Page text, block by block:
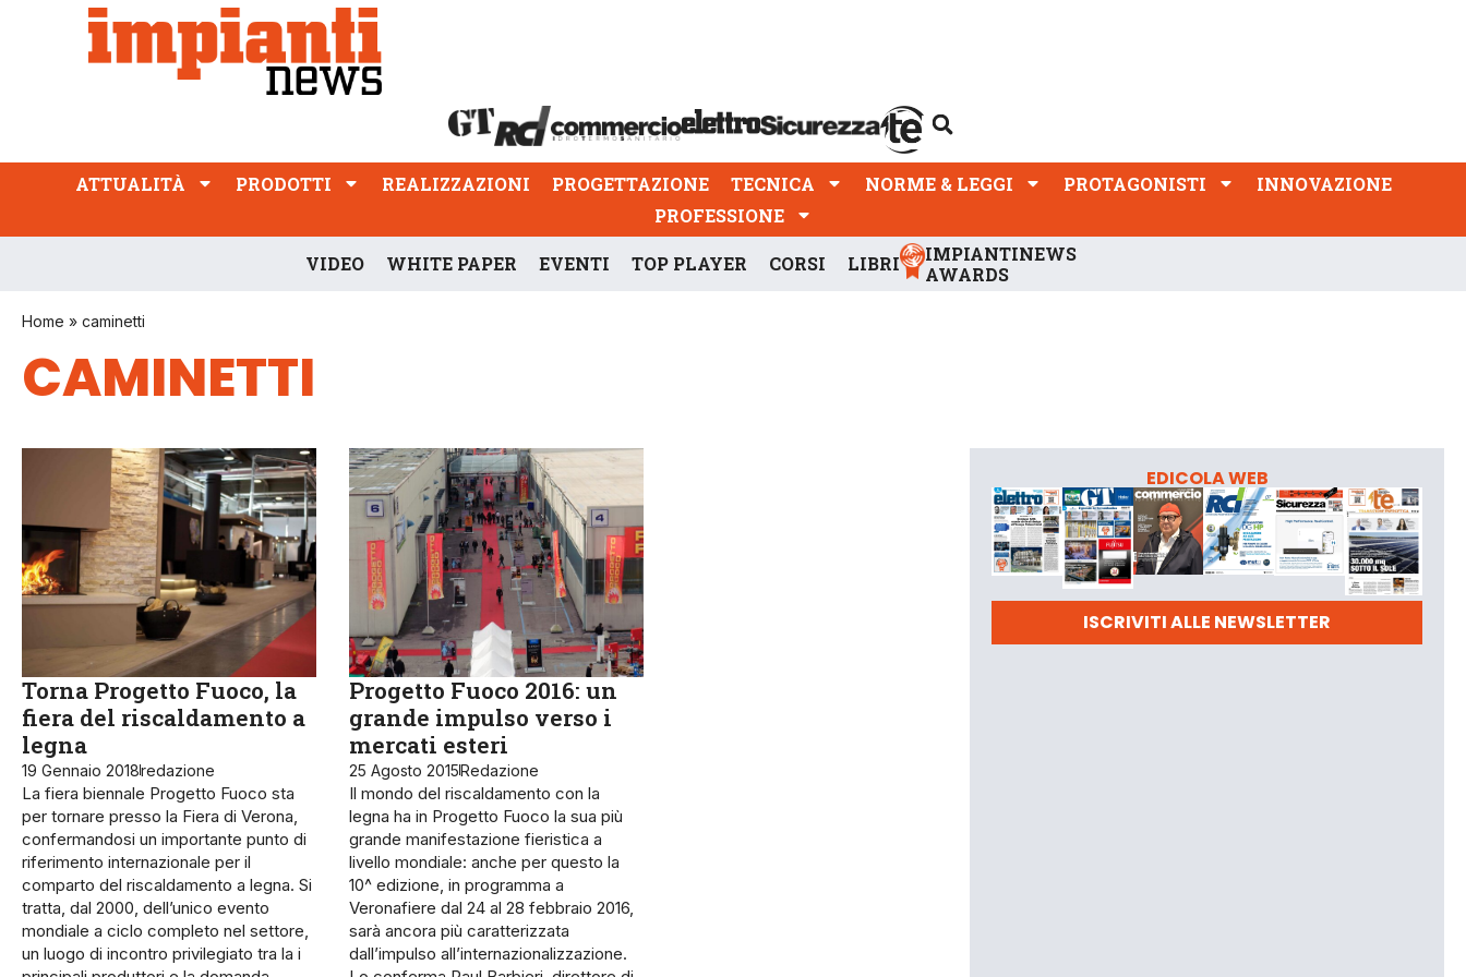
ATTUALITÀ PRODOTTI REALIZZAZIONI
PROFESSIONE
ATTUALITÀ PRODOTTI REALIZZAZIONI PROGETTAZIONE TECNICA NORME & LEGGI PROTAGONISTI
INNOVAZIONE
PROFESSIONE
VIDEO WHITE PAPER EVENTI TOP PLAYER CORSI LIBRI
IMPIANTINEWS
AWARDS
Home » caminetti
CAMINETTI
Torna Progetto Fuoco, la
fiera del riscaldamento a
legna
19 Gennaio 2018redazione
La fiera biennale Progetto Fuoco sta
per tornare presso la Fiera di Verona,
confermandosi un importante punto di
riferimento internazionale per il
comparto del riscaldamento a legna. Si
tratta, dal 2000, dell’unico evento
mondiale a ciclo completo nel settore,
un luogo di incontro privilegiato tra la i
Progetto Fuoco 2016: un
grande impulso verso i
mercati esteri
25 Agosto 2015Redazione
Il mondo del riscaldamento con la
legna ha in Progetto Fuoco la sua più
grande manifestazione fieristica a
livello mondiale: anche per questo la
10^ edizione, in programma a
Veronafiere dal 24 al 28 febbraio 2016,
sarà ancora più caratterizzata
dall’impulso all’internazionalizzazione.
EDICOLA WEB
ISCRIVITI ALLE NEWSLETTER